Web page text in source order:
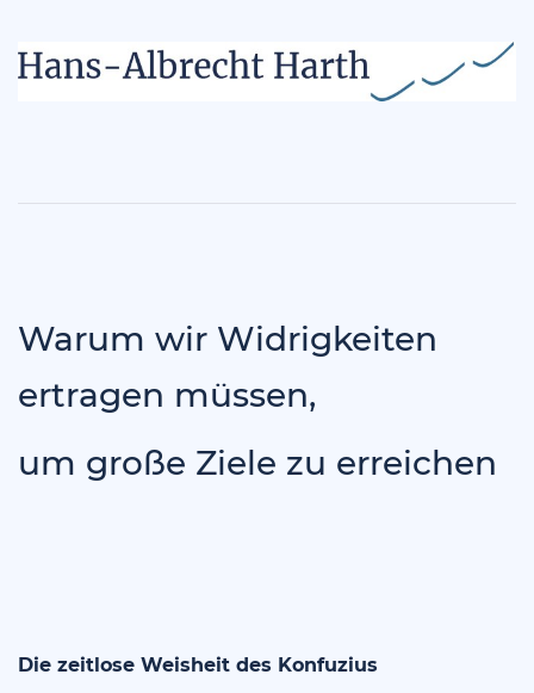
Warum wir Widrigkeiten
ertragen müssen,
um große Ziele zu erreichen
Die zeitlose Weisheit des Konfuzius